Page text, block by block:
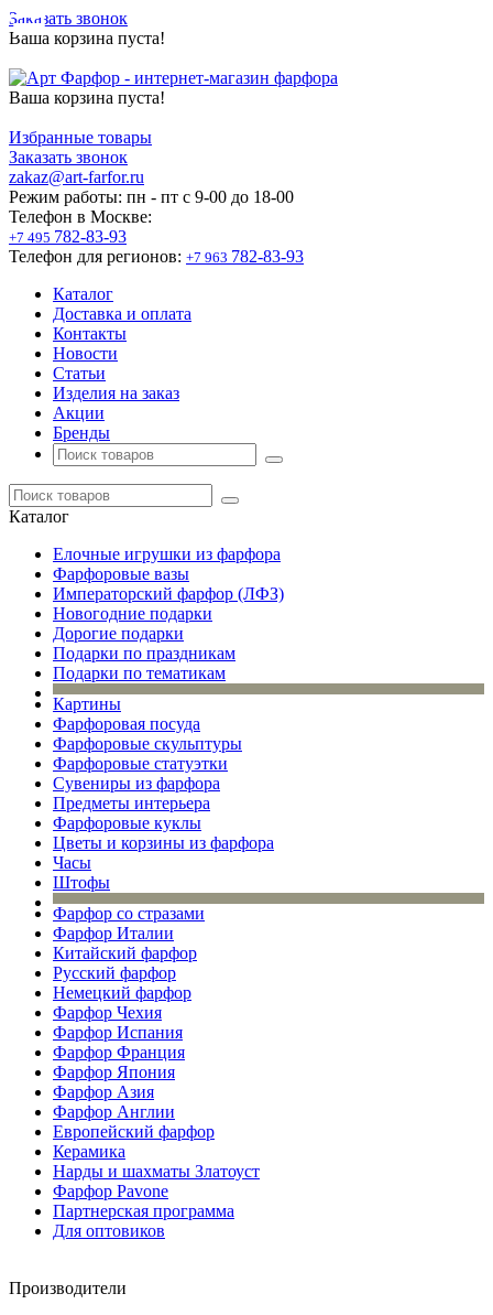
Заказать звонок
Ваша корзина пуста!
Ваша корзина пуста!
Избранные товары
Заказать звонок
zakaz@art-farfor.ru
Режим работы: пн - пт c 9-00 до 18-00
Телефон в Москве:
+7 495 782-83-93
Телефон для регионов: +7 963 782-83-93
Каталог
Доставка и оплата
Контакты
Новости
Статьи
Изделия на заказ
Акции
Бренды
Каталог
Елочные игрушки из фарфора
Фарфоровые вазы
Императорский фарфор (ЛФЗ)
Новогодние подарки
Дорогие подарки
Подарки по праздникам
Подарки по тематикам
Картины
Фарфоровая посуда
Фарфоровые скульптуры
Фарфоровые статуэтки
Сувениры из фарфора
Предметы интерьера
Фарфоровые куклы
Цветы и корзины из фарфора
Часы
Штофы
Фарфор со стразами
Фарфор Италии
Китайский фарфор
Русский фарфор
Немецкий фарфор
Фарфор Чехия
Фарфор Испания
Фарфор Франция
Фарфор Япония
Фарфор Азия
Фарфор Англии
Европейский фарфор
Керамика
Нарды и шахматы Златоуст
Фарфор Pavone
Партнерская программа
Для оптовиков
Производители